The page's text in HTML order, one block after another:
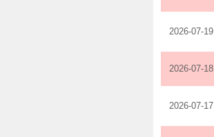
2026-07-19
2026-07-18
2026-07-17